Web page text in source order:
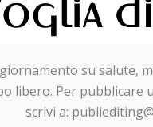
su salute,
libero. Per pubblicare
scrivi a: